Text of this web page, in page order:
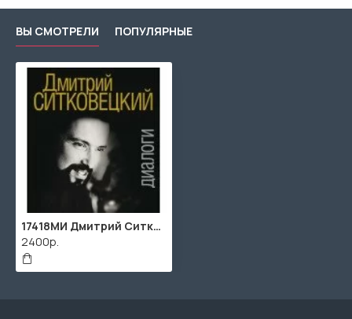
ВЫ СМОТРЕЛИ ПОПУЛЯРНЫЕ
17418МИ Дмитрий Ситковецкий: Диалоги /запись, лит.обр-ка текста Овчинников И., издательство "Музыка"
2400р.